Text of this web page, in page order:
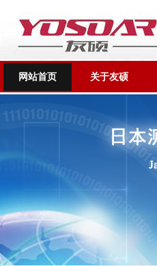
网站首页 关于友硕